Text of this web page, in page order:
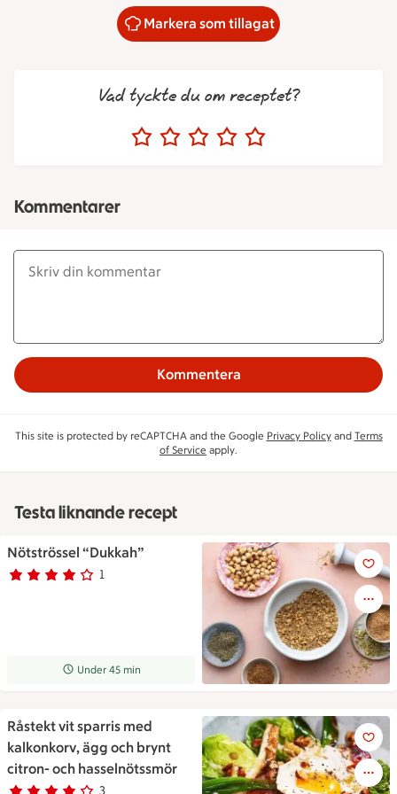
Markera som tillagat
Vad tyckte du om receptet?
Kommentarer
Kommentera
This site is protected by reCAPTCHA and the Google Privacy Policyand Terms
of Service apply.
Testa liknande recept
Nötströssel “Dukkah”
Betyg 4 av 5.
1
1 personer har röstat
Receptet tar Under 45 min att tillaga
Under 45 min
Nötströssel “Dukkah”
Råstekt vit sparris med
kalkonkorv, ägg och brynt
citron- och hasselnötssmör
3
Råstekt vit sparris med